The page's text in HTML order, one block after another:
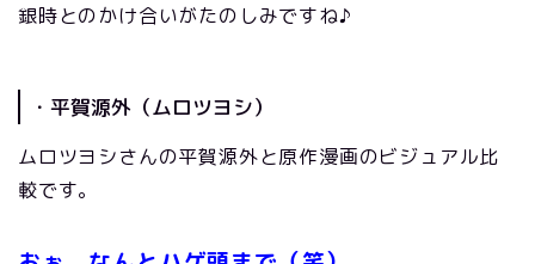
銀時とのかけ合いがたのしみですね♪
・平賀源外（ムロツヨシ）
ムロツヨシさんの平賀源外と原作漫画のビジュアル比
較です。